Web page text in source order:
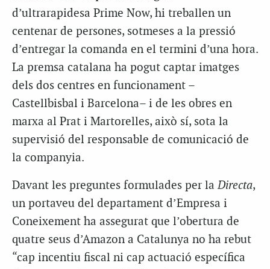
d’ultrarapidesa Prime Now, hi treballen un
centenar de persones, sotmeses a la pressió
d’entregar la comanda en el termini d’una hora.
La premsa catalana ha pogut captar imatges
dels dos centres en funcionament –
Castellbisbal i Barcelona– i de les obres en
marxa al Prat i Martorelles, això sí, sota la
supervisió del responsable de comunicació de
la companyia.
Davant les preguntes formulades per laDirecta,
un portaveu del departament d’Empresa i
Coneixement ha assegurat que l’obertura de
quatre seus d’Amazon a Catalunya no ha rebut
“cap incentiu fiscal ni cap actuació específica